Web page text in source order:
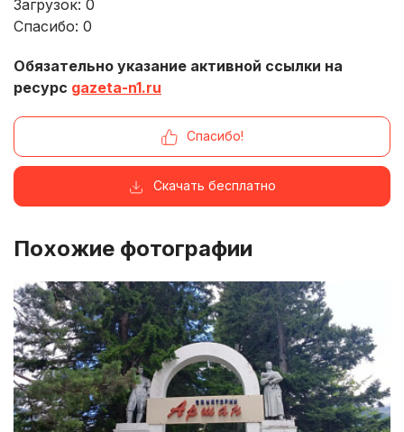
Загрузок: 0
Спасибо: 0
Обязательно указание активной ссылки на
ресурс gazeta-n1.ru
Спасибо!
Скачать бесплатно
Похожие фотографии